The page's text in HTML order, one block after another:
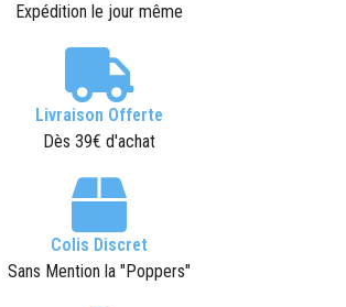
Expédition le jour même
Livraison Offerte
Dès 39€ d'achat
Colis Discret
Sans Mention la "Poppers"